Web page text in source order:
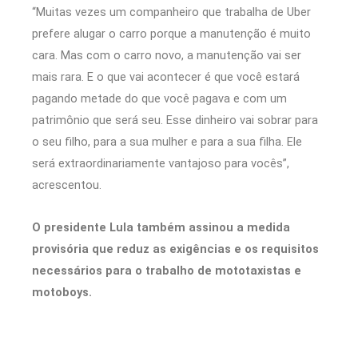
“Muitas vezes um companheiro que trabalha de Uber
prefere alugar o carro porque a manutenção é muito
cara. Mas com o carro novo, a manutenção vai ser
mais rara. E o que vai acontecer é que você estará
pagando metade do que você pagava e com um
patrimônio que será seu. Esse dinheiro vai sobrar para
o seu filho, para a sua mulher e para a sua filha. Ele
será extraordinariamente vantajoso para vocês”,
acrescentou.
O presidente Lula também assinou a medida
provisória que reduz as exigências e os requisitos
necessários para o trabalho de mototaxistas e
motoboys.